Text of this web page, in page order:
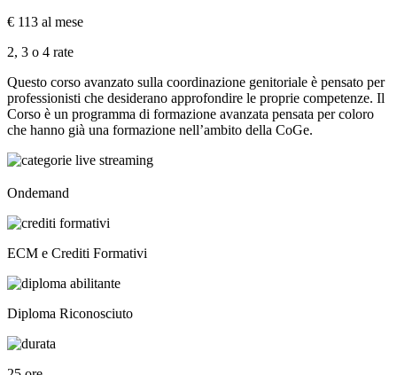
€ 113 al mese
2, 3 o 4 rate
Questo corso avanzato sulla coordinazione genitoriale è pensato per
professionisti che desiderano approfondire le proprie competenze. Il
Corso è un programma di formazione avanzata pensata per coloro
che hanno già una formazione nell’ambito della CoGe.
Ondemand
ECM e Crediti Formativi
Diploma Riconosciuto